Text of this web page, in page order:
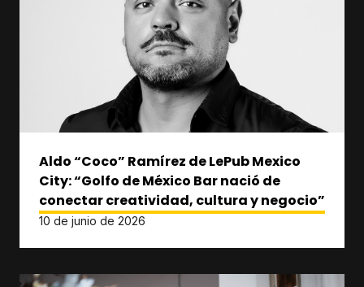
Aldo “Coco” Ramírez de LePub Mexico
City: “Golfo de México Bar nació de
conectar creatividad, cultura y negocio”
10 de junio de 2026